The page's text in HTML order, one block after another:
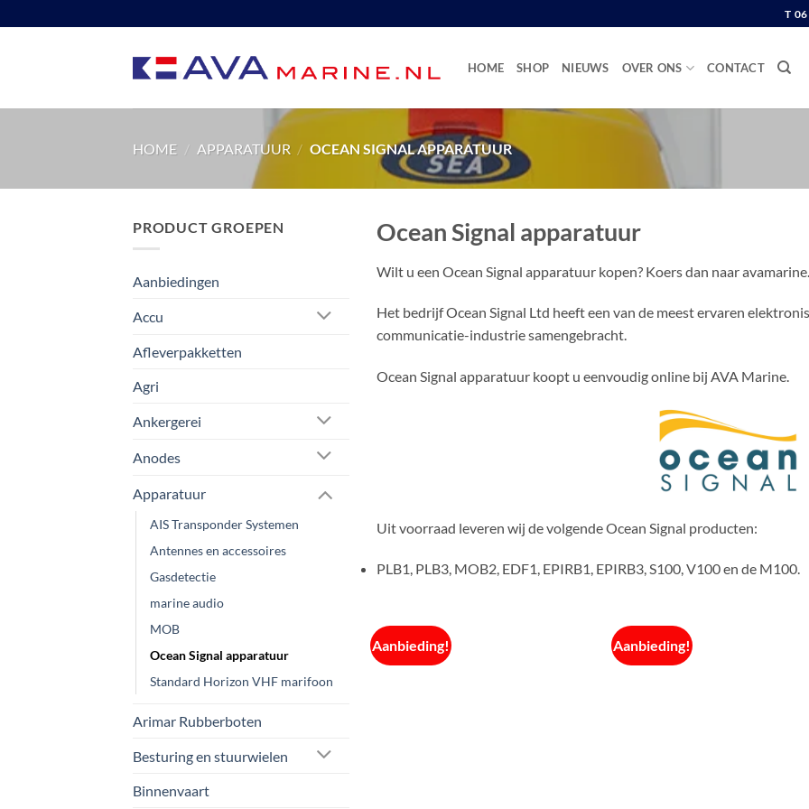
naar
T
HOME SHOP NIEUWS OVER ONS CONTACT
HOME / APPARATUUR / OCEAN SIGNAL APPARATUUR
PRODUCT GROEPEN
Aanbiedingen
Accu
Afleverpakketten
Agri
Ankergerei
Anodes
Apparatuur
AIS Transponder Systemen
Antennes en accessoires
Gasdetectie
marine audio
MOB
Ocean Signal apparatuur
Standard Horizon VHF marifoon
Arimar Rubberboten
Besturing en stuurwielen
Binnenvaart
Ocean Signal apparatuur
Wilt u een Ocean Signal apparatuur kopen? Koers dan naar
Het bedrijf Ocean Signal Ltd heeft een van de meest ervaren
communicatie-industrie samengebracht.
Ocean Signal apparatuur koopt u eenvoudig online bij AVA Marine.
Uit voorraad leveren wij de volgende Ocean Signal producten:
PLB1, PLB3, MOB2, EDF1, EPIRB1, EPIRB3, S100, V100 en de M100.
Aanbieding! Aanbieding!